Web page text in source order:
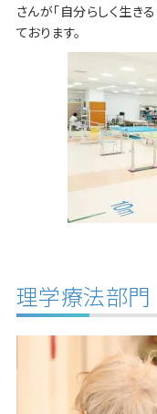
さんが「自分らしく生き
ております。
理学療法部門